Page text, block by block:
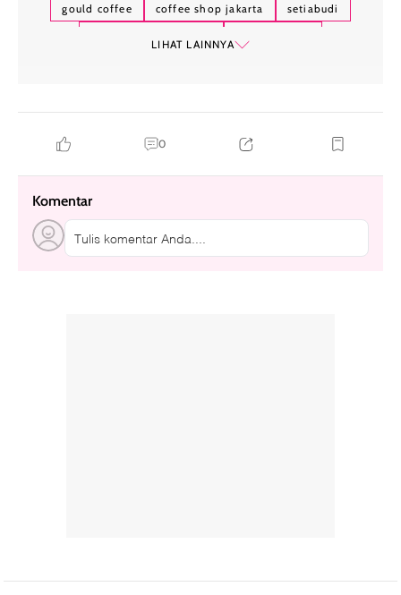
gould coffee coffee shop jakarta
setiabudi
LIHAT LAINNYA
0
Komentar
Tulis komentar Anda....